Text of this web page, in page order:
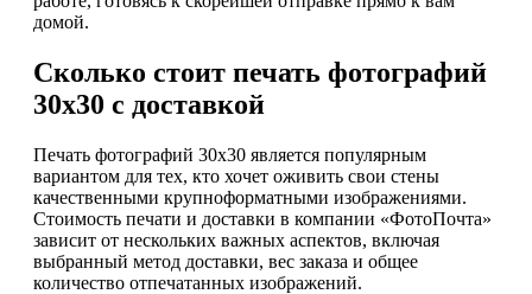
домой.
Сколько стоит печать фотографий
30х30 с доставкой
Печать фотографий 30х30 является популярным
вариантом для тех, кто хочет оживить свои стены
качественными крупноформатными изображениями.
Стоимость печати и доставки в компании «ФотоПочта»
зависит от нескольких важных аспектов, включая
выбранный метод доставки, вес заказа и общее
количество отпечатанных изображений.